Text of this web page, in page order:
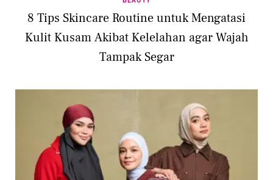
8 Tips Skincare Routine untuk Mengatasi
Kulit Kusam Akibat Kelelahan agar Wajah
Tampak Segar